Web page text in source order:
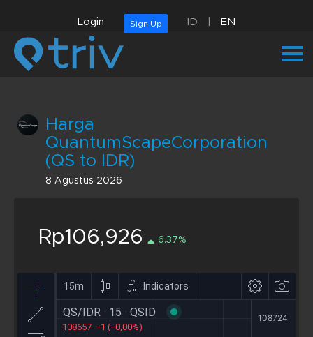
Login Sign Up ID EN
Harga
QuantumScapeCorporation
(QS to IDR)
8 Agustus 2026
Rp106,926 6.37%